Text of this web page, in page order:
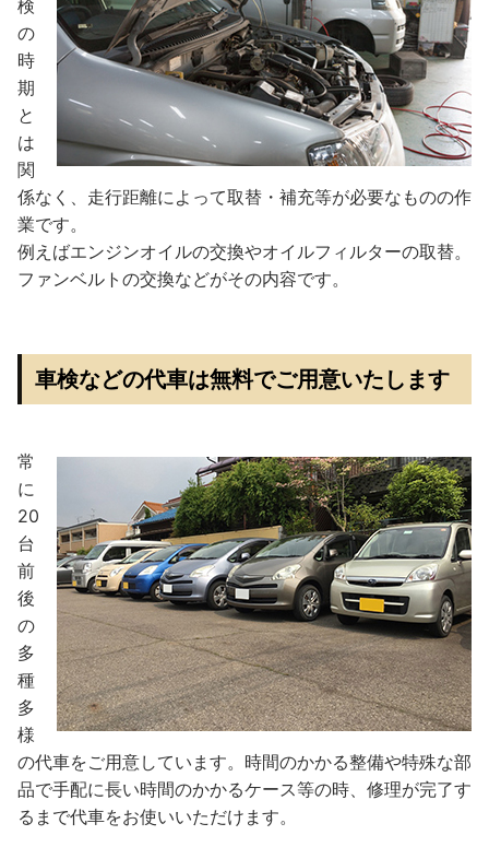
検
の
時
期
と
は
関
係なく、走行距離によって取替・補充等が必要なものの作
業です。
例えばエンジンオイルの交換やオイルフィルターの取替。
ファンベルトの交換などがその内容です。
車検などの代車は無料でご用意いたします
常
に
20
台
前
後
の
多
種
多
様
の代車をご用意しています。時間のかかる整備や特殊な部
品で手配に長い時間のかかるケース等の時、修理が完了す
るまで代車をお使いいただけます。